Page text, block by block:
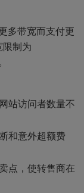
多带宽而支付更
制为
站访问者数量不
和意外超额费
点，使转售商在